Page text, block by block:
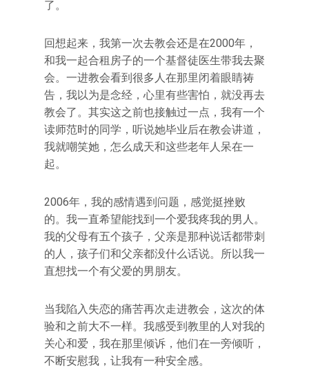
了。
回想起来，我第一次去教会还是在2000年，
和我一起合租房子的一个基督徒医生带我去聚
会。一进教会看到很多人在那里闭着眼睛祷
告，我以为是念经，心里有些害怕，就没再去
教会了。其实这之前也接触过一点，我有一个
读师范时的同学，听说她毕业后在教会讲道，
我就嘲笑她，怎么成天和这些老年人呆在一
起。
2006年，我的感情遇到问题，感觉挺挫败
的。我一直希望能找到一个爱我疼我的男人。
我的父母有五个孩子，父亲是那种说话都带刺
的人，孩子们和父亲都没什么话说。所以我一
直想找一个有父爱的男朋友。
当我陷入失恋的痛苦再次走进教会，这次的体
验和之前大不一样。我感受到教里的人对我的
关心和爱，我在那里倾诉，他们在一旁倾听，
不断安慰我，让我有一种安全感。